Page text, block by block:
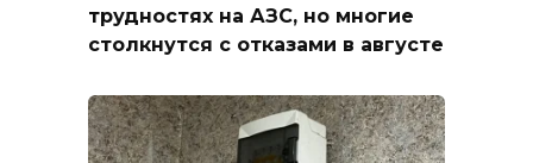
трудностях на АЗС, но многие
столкнутся с отказами в августе